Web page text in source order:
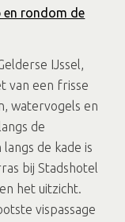
en rondom de
IJssel,
van een frisse
watervogels en
de
de kade is
bij Stadshotel
het uitzicht.
vispassage